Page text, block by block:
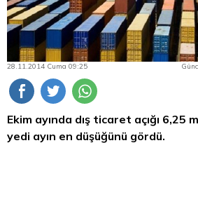
28.11.2014 Cuma 09:25
Ekim ayında dış ticaret açığı 6,25
yedi ayın en düşüğünü gördü.